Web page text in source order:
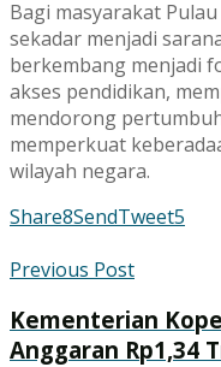
Bagi masyarakat
sekadar menjadi
berkembang menjadi
akses pendidikan,
mendorong
memperkuat
wilayah negara.
Share8SendTweet5
Previous Post
Kementerian
Anggaran Rp1,34